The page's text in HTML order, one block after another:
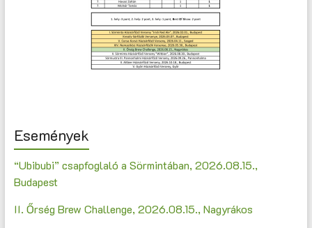
Események
“Ubibubi” csapfoglaló a Sörmintában, 2026.08.15.,
Budapest
II. Őrség Brew Challenge, 2026.08.15., Nagyrákos